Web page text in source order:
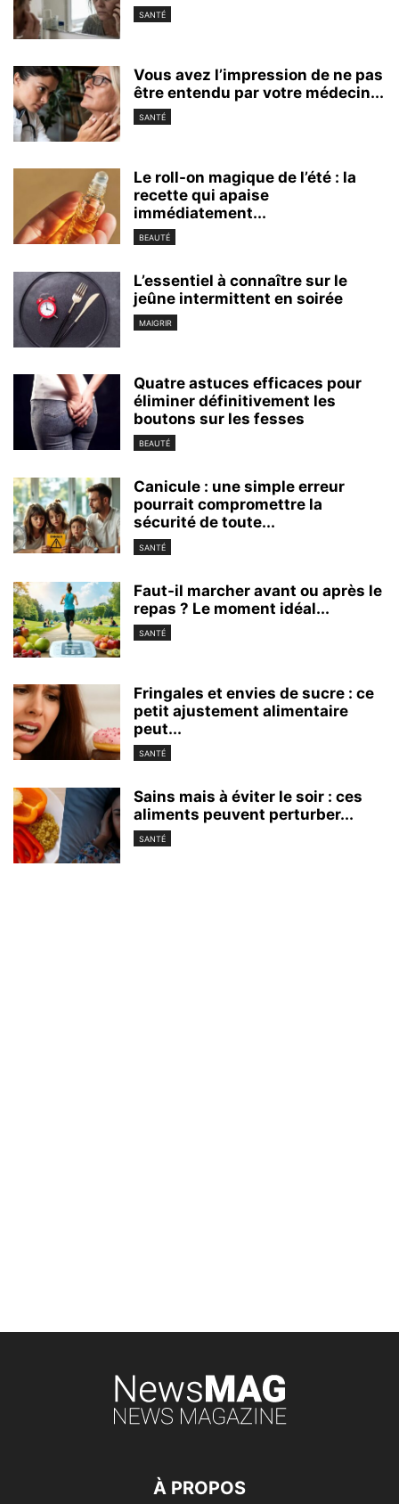
SANTÉ
Vous avez l’impression de ne pas
être entendu par votre médecin...
SANTÉ
Le roll-on magique de l’été : la
recette qui apaise
immédiatement...
BEAUTÉ
L’essentiel à connaître sur le
jeûne intermittent en soirée
MAIGRIR
Quatre astuces efficaces pour
éliminer définitivement les
boutons sur les fesses
BEAUTÉ
Canicule : une simple erreur
pourrait compromettre la
sécurité de toute...
SANTÉ
Faut-il marcher avant ou après le
repas ? Le moment idéal...
SANTÉ
Fringales et envies de sucre : ce
petit ajustement alimentaire
peut...
SANTÉ
Sains mais à éviter le soir : ces
aliments peuvent perturber...
SANTÉ
À PROPOS